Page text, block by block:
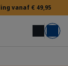
vanaf € 49,95
Mijn account Mand